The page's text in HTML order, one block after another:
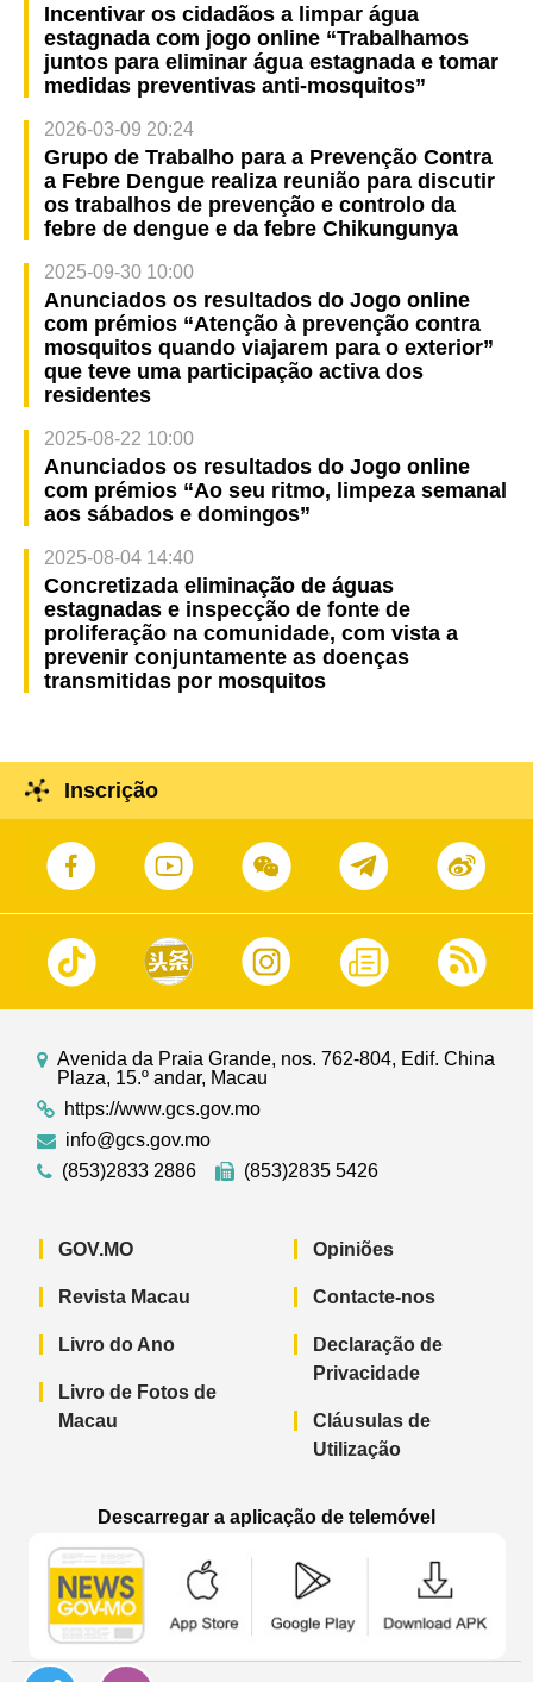
Incentivar os cidadãos a limpar água
estagnada com jogo online “Trabalhamos
juntos para eliminar água estagnada e tomar
medidas preventivas anti-mosquitos”
2026-03-09 20:24
Grupo de Trabalho para a Prevenção Contra
a Febre Dengue realiza reunião para discutir
os trabalhos de prevenção e controlo da
febre de dengue e da febre Chikungunya
2025-09-30 10:00
Anunciados os resultados do Jogo online
com prémios “Atenção à prevenção contra
mosquitos quando viajarem para o exterior”
que teve uma participação activa dos
residentes
2025-08-22 10:00
Anunciados os resultados do Jogo online
com prémios “Ao seu ritmo, limpeza semanal
aos sábados e domingos”
2025-08-04 14:40
Concretizada eliminação de águas
estagnadas e inspecção de fonte de
proliferação na comunidade, com vista a
prevenir conjuntamente as doenças
transmitidas por mosquitos
Inscrição
Avenida da Praia Grande, nos. 762-804, Edif. China
Plaza, 15.º andar, Macau
https://www.gcs.gov.mo
info@gcs.gov.mo
(853)2833 2886
(853)2835 5426
GOV.MO
Revista Macau
Livro do Ano
Livro de Fotos de
Macau
Opiniões
Contacte-nos
Declaração de
Privacidade
Cláusulas de
Utilização
Descarregar a aplicação de telemóvel